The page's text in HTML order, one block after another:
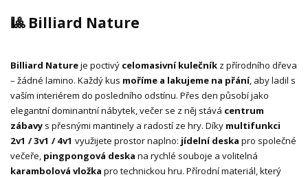
🎱 Billiard Nature
Billiard Natureje poctivý celomasivní kulečník z přírodního dřeva
– žádné lamino. Každý kus moříme a lakujeme na přání, aby ladil s
vaším interiérem do posledního odstínu. Přes den působí jako
elegantní dominantní nábytek, večer se z něj stává centrum
zábavy s přesnými mantinely a radostí ze hry. Díky multifunkci
2v1 / 3v1 / 4v1 využijete prostor naplno: jídelní deska pro společné
večeře, pingpongová deska na rychlé souboje a volitelná
karambolová vložka pro technickou hru. Přírodní materiál, který